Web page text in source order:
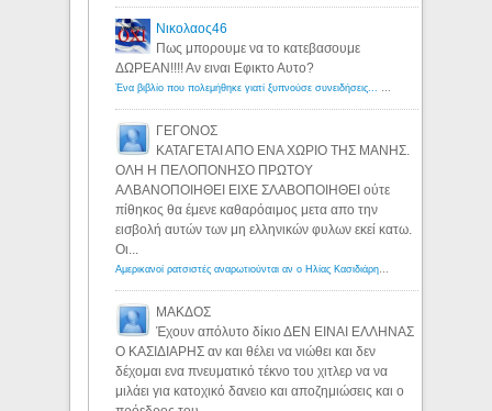
Νικολαος46
Πως μπορουμε να το κατεβασουμε
ΔΩΡΕΑΝ!!!! Αν ειναι Εφικτο Αυτο?
ΓΕΓΟΝΟΣ
ΚΑΤΑΓΕΤΑΙ ΑΠΟ ΕΝΑ ΧΩΡΙΟ ΤΗΣ ΜΑΝΗΣ.
ΟΛΗ Η ΠΕΛΟΠΟΝΗΣΟ ΠΡΩΤΟΥ
ΑΛΒΑΝΟΠΟΙΗΘΕΙ ΕΙΧΕ ΣΛΑΒΟΠΟΙΗΘΕΙ ούτε
πίθηκος θα έμενε καθαρόαιμος μετα απο την
εισβολή αυτών των μη ελληνικών φυλων εκεί κατω.
Οι...
ΜΑΚΔΟΣ
Έχουν απόλυτο δίκιο ΔΕΝ ΕΙΝΑΙ ΕΛΛΗΝΑΣ
Ο ΚΑΣΙΔΙΑΡΗΣ αν και θέλει να νιώθει και δεν
δέχομαι ενα πνευματικό τέκνο του χιτλερ να να
μιλάει για κατοχικό δανειο και αποζημιώσεις και ο